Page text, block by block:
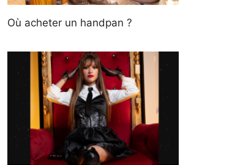
Où acheter un handpan ?